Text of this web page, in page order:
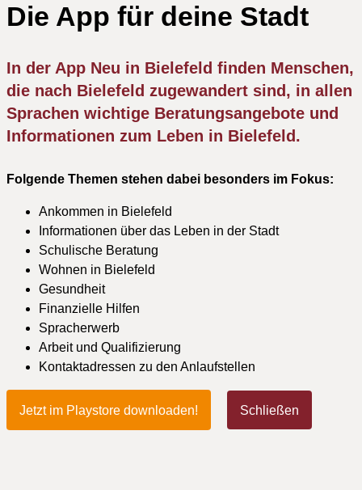
Die App für deine Stadt
In der App Neu in Bielefeld finden Menschen,
die nach Bielefeld zugewandert sind, in allen
Sprachen wichtige Beratungsangebote und
Informationen zum Leben in Bielefeld.
Folgende Themen stehen dabei besonders im Fokus:
Ankommen in Bielefeld
Informationen über das Leben in der Stadt
Schulische Beratung
Wohnen in Bielefeld
Gesundheit
Finanzielle Hilfen
Spracherwerb
Arbeit und Qualifizierung
Kontaktadressen zu den Anlaufstellen
Jetzt im Playstore downloaden! Schließen